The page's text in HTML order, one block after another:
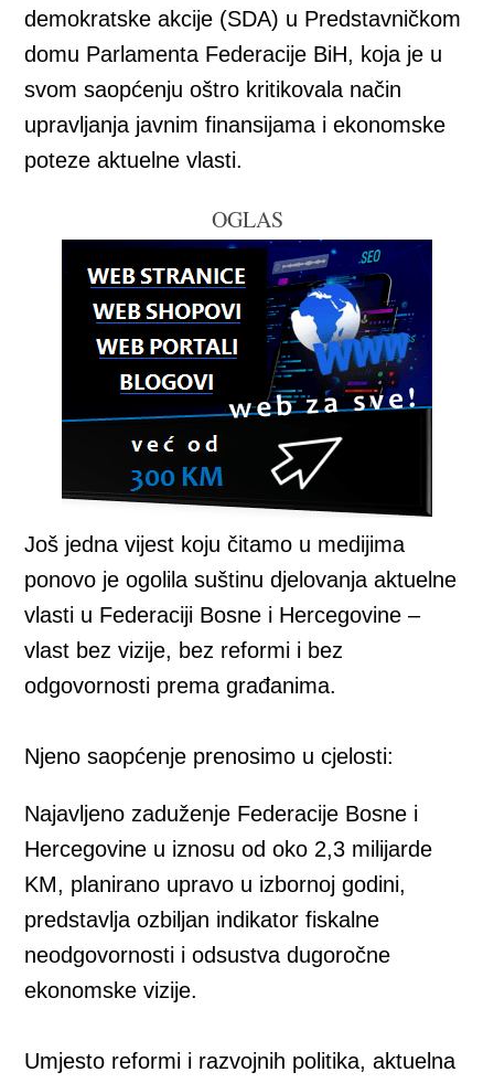
demokratske akcije (SDA) u Predstavničkom
domu Parlamenta Federacije BiH, koja je u
svom saopćenju oštro kritikovala način
upravljanja javnim finansijama i ekonomske
poteze aktuelne vlasti.
OGLAS
Još jedna vijest koju čitamo u medijima
ponovo je ogolila suštinu djelovanja aktuelne
vlasti u Federaciji Bosne i Hercegovine –
vlast bez vizije, bez reformi i bez
odgovornosti prema građanima.
Njeno saopćenje prenosimo u cjelosti:
Najavljeno zaduženje Federacije Bosne i
Hercegovine u iznosu od oko 2,3 milijarde
KM, planirano upravo u izbornoj godini,
predstavlja ozbiljan indikator fiskalne
neodgovornosti i odsustva dugoročne
ekonomske vizije.
Umjesto reformi i razvojnih politika, aktuelna